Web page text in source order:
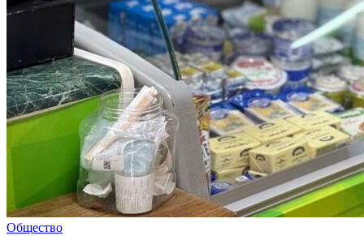
Общество